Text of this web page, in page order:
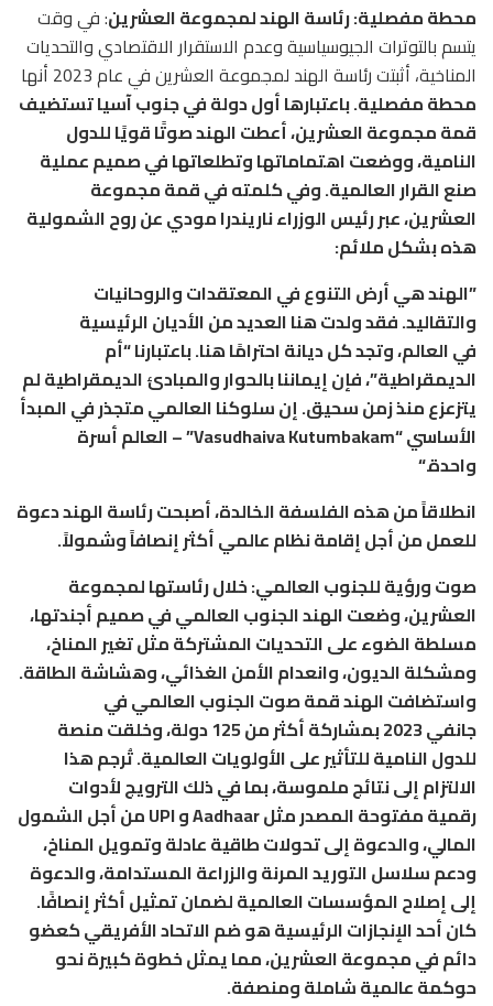
محطة مفصلية: رئاسة الهند لمجموعة العشرين: في وقت
يتسم بالتوترات الجيوسياسية وعدم الاستقرار الاقتصادي والتحديات
المناخية، أثبتت رئاسة الهند لمجموعة العشرين في عام 2023 أنها
محطة مفصلية. باعتبارها أول دولة في جنوب آسيا تستضيف
قمة مجموعة العشرين، أعطت الهند صوتًا قويًا للدول
النامية، ووضعت اهتماماتها وتطلعاتها في صميم عملية
صنع القرار العالمية. وفي كلمته في قمة مجموعة
العشرين، عبر رئيس الوزراء ناريندرا مودي عن روح الشمولية
هذه بشكل ملائم:
”الهند هي أرض التنوع في المعتقدات والروحانيات
والتقاليد. فقد ولدت هنا العديد من الأديان الرئيسية
في العالم، وتجد كل ديانة احترامًا هنا. باعتبارنا “أم
الديمقراطية”، فإن إيماننا بالحوار والمبادئ الديمقراطية لم
يتزعزع منذ زمن سحيق. إن سلوكنا العالمي متجذر في المبدأ
الأساسي “Vasudhaiva Kutumbakam” – العالم أسرة
واحدة.“
انطلاقاً من هذه الفلسفة الخالدة، أصبحت رئاسة الهند دعوة
للعمل من أجل إقامة نظام عالمي أكثر إنصافاً وشمولاً.
صوت ورؤية للجنوب العالمي: خلال رئاستها لمجموعة
العشرين، وضعت الهند الجنوب العالمي في صميم أجندتها،
مسلطة الضوء على التحديات المشتركة مثل تغير المناخ،
ومشكلة الديون، وانعدام الأمن الغذائي، وهشاشة الطاقة.
واستضافت الهند قمة صوت الجنوب العالمي في
جانفي 2023 بمشاركة أكثر من 125 دولة، وخلقت منصة
للدول النامية للتأثير على الأولويات العالمية. تُرجم هذا
الالتزام إلى نتائج ملموسة، بما في ذلك الترويج لأدوات
رقمية مفتوحة المصدر مثل Aadhaar و UPI من أجل الشمول
المالي، والدعوة إلى تحولات طاقية عادلة وتمويل المناخ،
ودعم سلاسل التوريد المرنة والزراعة المستدامة، والدعوة
إلى إصلاح المؤسسات العالمية لضمان تمثيل أكثر إنصافًا.
كان أحد الإنجازات الرئيسية هو ضم الاتحاد الأفريقي كعضو
دائم في مجموعة العشرين، مما يمثل خطوة كبيرة نحو
حوكمة عالمية شاملة ومنصفة.